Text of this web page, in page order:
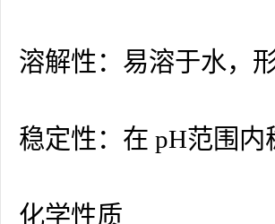
溶解性：易溶于水，
稳定性：在 pH范围
化学性质